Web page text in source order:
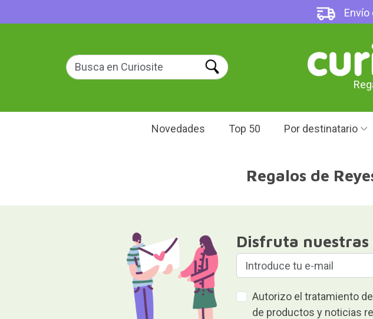
Envío
Novedades Top 50 Por destinatario
Regalos de
Disfruta
Autorizo el tratamiento
de productos y noticias